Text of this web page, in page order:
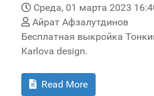
Среда, 01 марта 2023
Айрат Афзалутдинов
Бесплатная выкройка
Karlova design.
Read More